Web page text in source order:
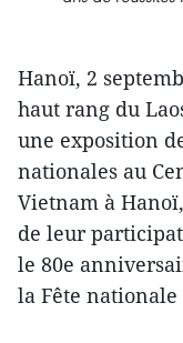
Hanoï, 2
haut rang du
une exposition
nationales au
Vietnam à
de leur
le 80e
la Fête